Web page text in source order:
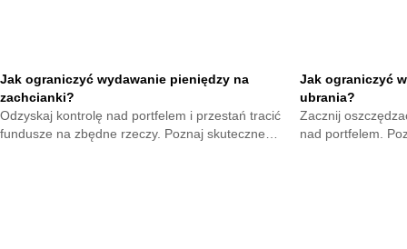
Jak ograniczyć wydawanie pieniędzy na
zachcianki?
Odzyskaj kontrolę nad portfelem i przestań tracić
fundusze na zbędne rzeczy. Poznaj skuteczne
Jak ograniczyć
ubrania?
Zacznij
nad portfelem.